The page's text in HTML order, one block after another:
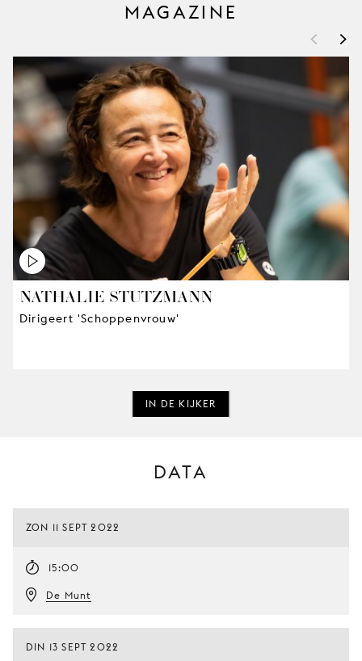
MAGAZINE
< >
NATHALIE STUTZMANN
Dirigeert 'Schoppenvrouw'
IN DE KIJKER
DATA
ZON 11 SEPT 2022
15:00
De Munt
DIN 13 SEPT 2022